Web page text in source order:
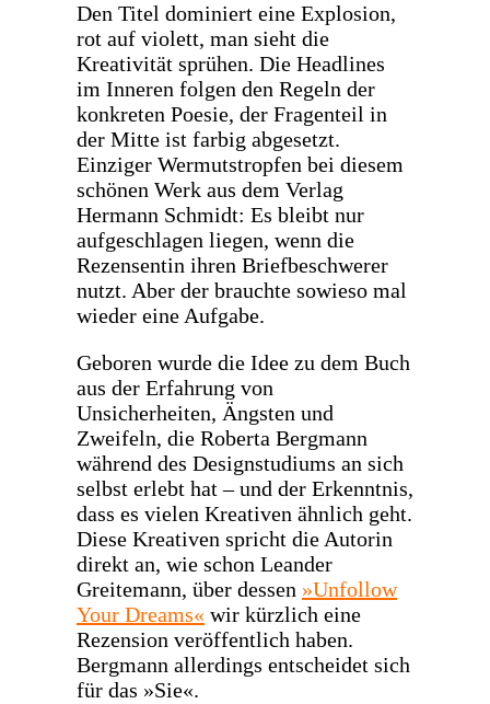
Den Titel dominiert eine Explosion,
rot auf violett, man sieht die
Kreativität sprühen. Die Headlines
im Inneren folgen den Regeln der
konkreten Poesie, der Fragenteil in
der Mitte ist farbig abgesetzt.
Einziger Wermutstropfen bei diesem
schönen Werk aus dem Verlag
Hermann Schmidt: Es bleibt nur
aufgeschlagen liegen, wenn die
Rezensentin ihren Briefbeschwerer
nutzt. Aber der brauchte sowieso mal
wieder eine Aufgabe.
Geboren wurde die Idee zu dem Buch
aus der Erfahrung von
Unsicherheiten, Ängsten und
Zweifeln, die Roberta Bergmann
während des Designstudiums an sich
selbst erlebt hat – und der Erkenntnis,
dass es vielen Kreativen ähnlich geht.
Diese Kreativen spricht die Autorin
direkt an, wie schon Leander
Greitemann, über dessen »Unfollow
Your Dreams« wir kürzlich eine
Rezension veröffentlich haben.
Bergmann allerdings entscheidet sich
für das »Sie«.